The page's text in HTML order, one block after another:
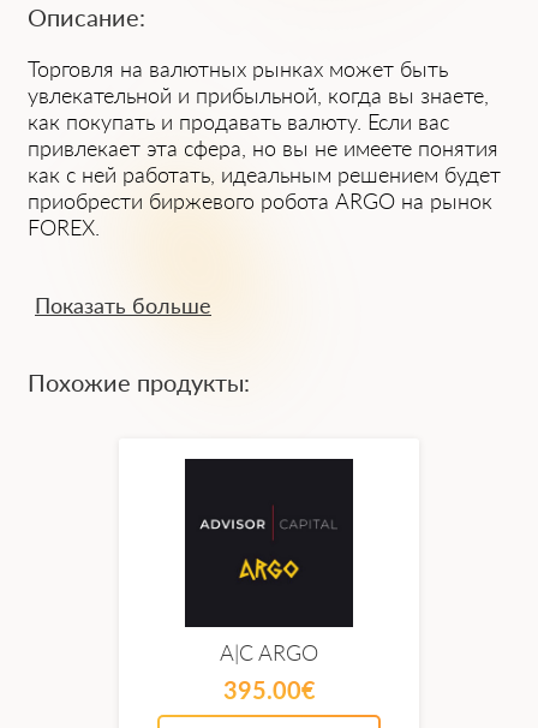
Описание:
Торговля на валютных рынках может быть
увлекательной и прибыльной, когда вы знаете,
как покупать и продавать валюту. Если вас
привлекает эта сфера, но вы не имеете понятия
как с ней работать, идеальным решением будет
приобрести биржевого робота ARGO на рынок
FOREX.
помогающий определить, покупать или
исключительно на золоте (XAU/USD).
Преимущество этого робота в том, что он
приносит прибыль в краткосрочной
перспективе, а его производительность в
Алгоритм работы ARGO
Первый ордер можно приобрести после
Показать больше
Похожие продукты:
A|C ARGO
395.00€